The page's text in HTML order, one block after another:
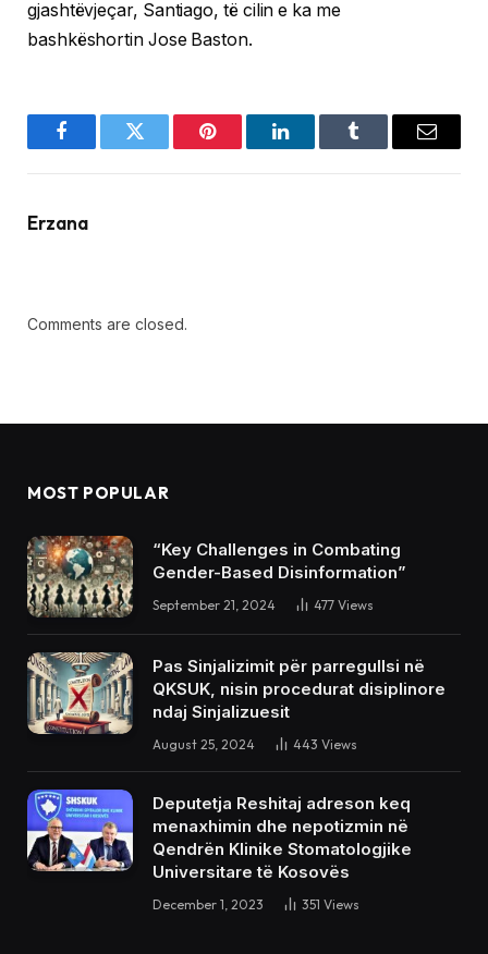
gjashtëvjeçar, Santiago, të cilin e ka me
bashkëshortin Jose Baston.
FacebookTwitter Pinterest LinkedInTumblr Email
Erzana
Comments are closed.
MOST POPULAR
“Key Challenges in Combating
Gender-Based Disinformation”
September 21, 2024 477 Views
Pas Sinjalizimit për parregullsi në
QKSUK, nisin procedurat disiplinore
ndaj Sinjalizuesit
August 25, 2024 443 Views
Deputetja Reshitaj adreson keq
menaxhimin dhe nepotizmin në
Qendrën Klinike Stomatologjike
Universitare të Kosovës
December 1, 2023 351 Views